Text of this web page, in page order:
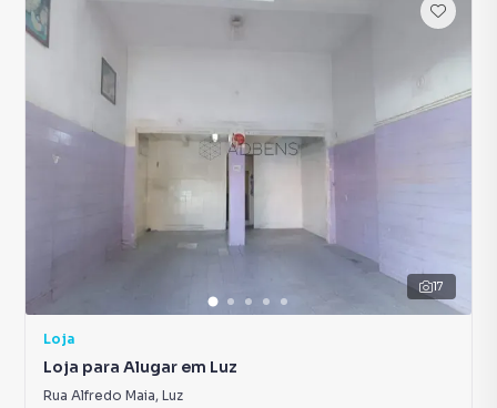
17
Loja
Loja para Alugar em Luz
Rua Alfredo Maia, Luz